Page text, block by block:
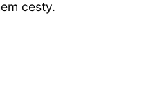
cesty.